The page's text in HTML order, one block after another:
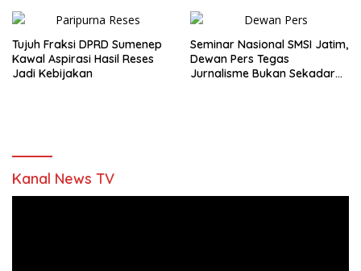
Tujuh Fraksi DPRD Sumenep
Kawal Aspirasi Hasil Reses
Jadi Kebijakan
Seminar Nasional SMSI Jatim,
Dewan Pers Tegas
Jurnalisme Bukan Sekadar
Kanal News TV